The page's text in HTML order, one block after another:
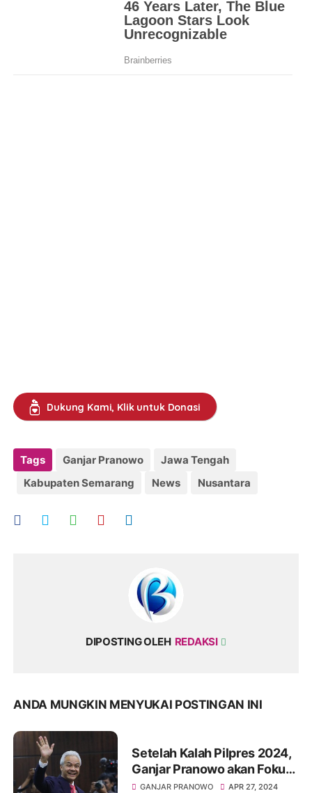
Dukung Kami, Klik untuk Donasi
Tags Ganjar Pranowo
Jawa Tengah
Kabupaten Semarang
News Nusantara
DIPOSTING OLEH REDAKSI
ANDA MUNGKIN MENYUKAI POSTINGAN INI
Setelah Kalah Pilpres 2024,
Ganjar Pranowo akan Fokus
pada Aktivitas Partai
GANJAR PRANOWO APR 27, 2024